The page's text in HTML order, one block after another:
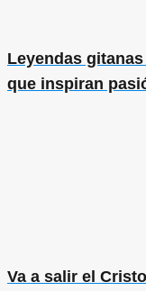
Leyendas
que inspiran
Va a salir el